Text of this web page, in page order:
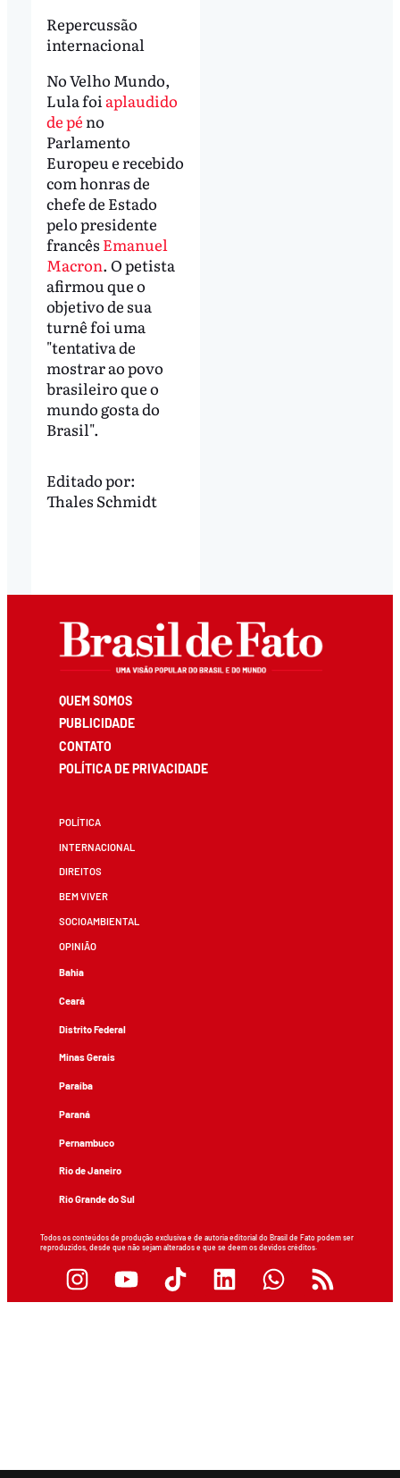
Repercussão
internacional
No Velho Mundo,
Lula foi aplaudido
de pé no
Parlamento
Europeu e recebido
com honras de
chefe de Estado
pelo presidente
francês Emanuel
Macron. O petista
afirmou que o
objetivo de sua
turnê foi uma
"tentativa de
mostrar ao povo
brasileiro que o
mundo gosta do
Brasil".
Editado por:
Thales Schmidt
QUEM SOMOS
PUBLICIDADE
CONTATO
POLÍTICA DE PRIVACIDADE
POLÍTICA
INTERNACIONAL
DIREITOS
BEM VIVER
SOCIOAMBIENTAL
OPINIÃO
Bahia
Ceará
Distrito Federal
Minas Gerais
Paraíba
Paraná
Pernambuco
Rio de Janeiro
Rio Grande do Sul
Todos os conteúdos de produção exclusiva e de autoria editorial do Brasil de Fato podem ser
reproduzidos, desde que não sejam alterados e que se deem os devidos créditos.